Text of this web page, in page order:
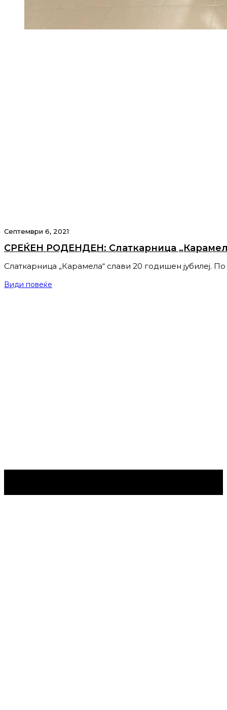
Септември 6, 2021
СРЕЌЕН РОДЕНДЕН: Слаткарница
Слаткарница „Карамела“ слави 20 годишен јубилеј.
Види повеќе